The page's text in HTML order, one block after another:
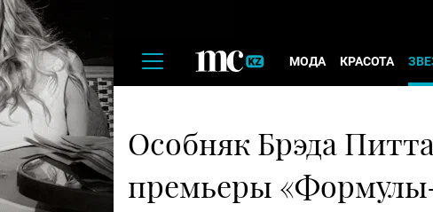
МОДА КРАСОТА
Особняк Брэда
премьеры